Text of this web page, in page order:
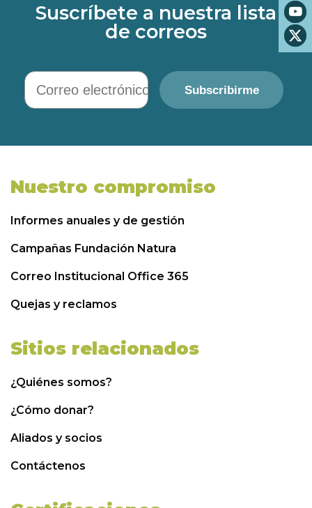
Suscríbete a nuestra lista
de correos
Correo electrónico
Subscribirme
Nuestro compromiso
Informes anuales y de gestión
Campañas Fundación Natura
Correo Institucional Office 365
Quejas y reclamos
Sitios relacionados
¿Quiénes somos?
¿Cómo donar?
Aliados y socios
Contáctenos